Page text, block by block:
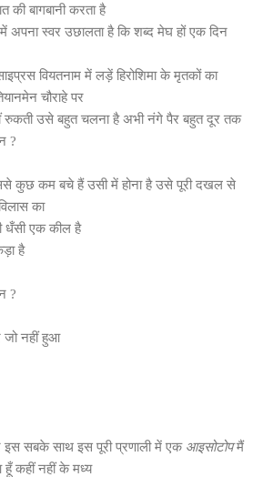
की बागबानी करता है
अपना स्वर उछालता है कि शब्द मेघ हों एक दिन
वियतनाम में लड़ें हिरोशिमा के मृतकों का
चौराहे पर
रुकती उसे बहुत चलना है अभी नंगे पैर बहुत दूर तक
?
कुछ कम बचे हैं उसी में होना है उसे पूरी दखल से
का
धँसी एक कील है
है
?
जो नहीं हुआ
सबके साथ इस पूरी प्रणाली में एक आइसोटोपमैं
हूँ कहीं नहीं के मध्य